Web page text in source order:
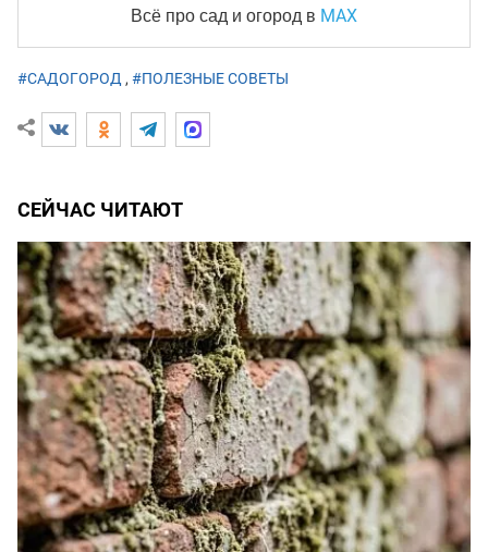
Всё про сад и огород в MAX
#САДОГОРОД, #ПОЛЕЗНЫЕ СОВЕТЫ
СЕЙЧАС ЧИТАЮТ